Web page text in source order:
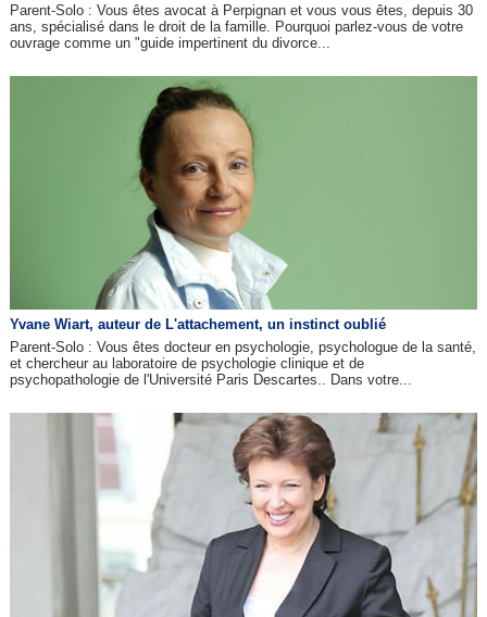
Parent-Solo : Vous êtes avocat à Perpignan et vous vous êtes, depuis 30
ans, spécialisé dans le droit de la famille. Pourquoi parlez-vous de votre
ouvrage comme un "guide impertinent du divorce...
Yvane Wiart, auteur de L'attachement, un instinct oublié
Parent-Solo : Vous êtes docteur en psychologie, psychologue de la santé,
et chercheur au laboratoire de psychologie clinique et de
psychopathologie de l'Université Paris Descartes.. Dans votre...